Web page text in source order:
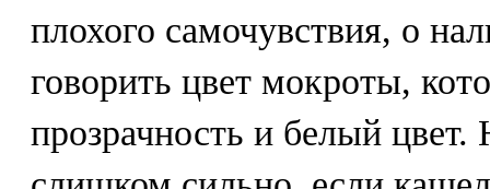
плохого самочувствия, о
говорить цвет мокроты,
прозрачность и белый цвет.